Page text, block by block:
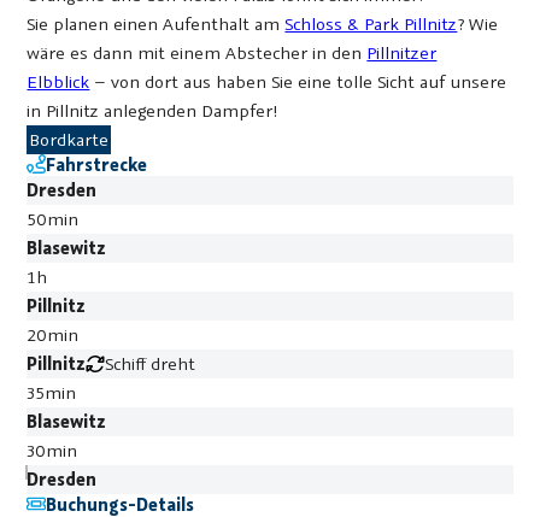
Sie planen einen Aufenthalt amSchloss & Park Pillnitz? Wie
wäre es dann mit einem Abstecher in den Pillnitzer
Elbblick – von dort aus haben Sie eine tolle Sicht auf unsere
in Pillnitz anlegenden Dampfer!
Bordkarte
Fahrstrecke
Dresden
50min
Blasewitz
1h
Pillnitz
20min
Pillnitz
Schiff dreht
35min
Blasewitz
30min
Dresden
Buchungs-Details